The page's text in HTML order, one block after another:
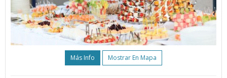
Más Info Mostrar En Mapa